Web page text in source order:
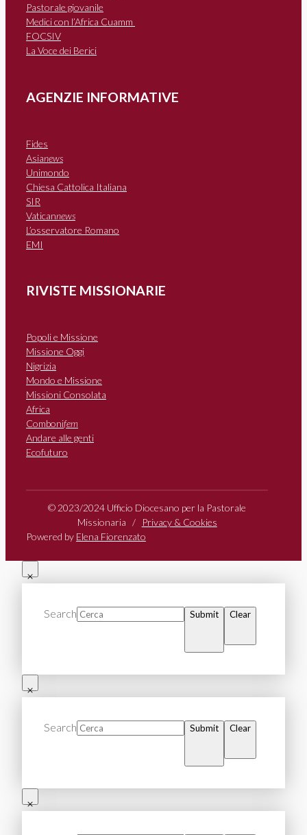
Pastorale giovanile
Medici con l’Africa Cuamm
FOCSIV
La Voce dei Berici
AGENZIE INFORMATIVE
Fides
Asianews
Unimondo
Chiesa Cattolica Italiana
SIR
Vaticannews
L’osservatore Romano
EMI
RIVISTE MISSIONARIE
Popoli e Missione
Missione Oggi
Nigrizia
Mondo e Missione
Missioni Consolata
Africa
Combonifem
Andare alle genti
Ecofuturo
© 2023/2024 Ufficio Diocesano per la Pastorale
Missionaria /
Privacy & Cookies
Powered by Elena Fiorenzato
Search Submit Clear
Search Submit Clear